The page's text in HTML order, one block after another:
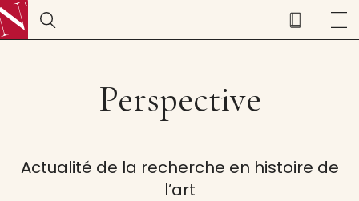
Perspective
Actualité de la recherche en histoire de
l’art